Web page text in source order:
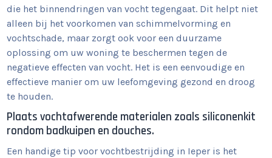
die het binnendringen van vocht tegengaat. Dit helpt niet
alleen bij het voorkomen van schimmelvorming en
vochtschade, maar zorgt ook voor een duurzame
oplossing om uw woning te beschermen tegen de
negatieve effecten van vocht. Het is een eenvoudige en
effectieve manier om uw leefomgeving gezond en droog
te houden.
Plaats vochtafwerende materialen zoals siliconenkit
rondom badkuipen en douches.
Een handige tip voor vochtbestrijding in Ieper is het